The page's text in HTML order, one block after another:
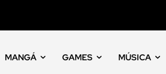
MANGÁ GAMES MÚSICA